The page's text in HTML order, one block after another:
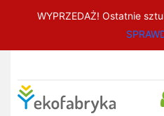
WYPRZEDAŻ! Ostatnie